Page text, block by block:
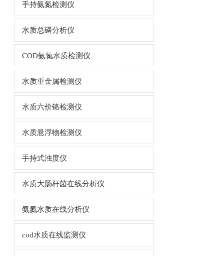
手持氨氮检测仪
水质总磷分析仪
COD氨氮水质检测仪
水质重金属检测仪
水质六价铬检测仪
水质悬浮物检测仪
手持式浊度仪
水质大肠杆菌在线分析仪
氨氮水质在线分析仪
cod水质在线监测仪